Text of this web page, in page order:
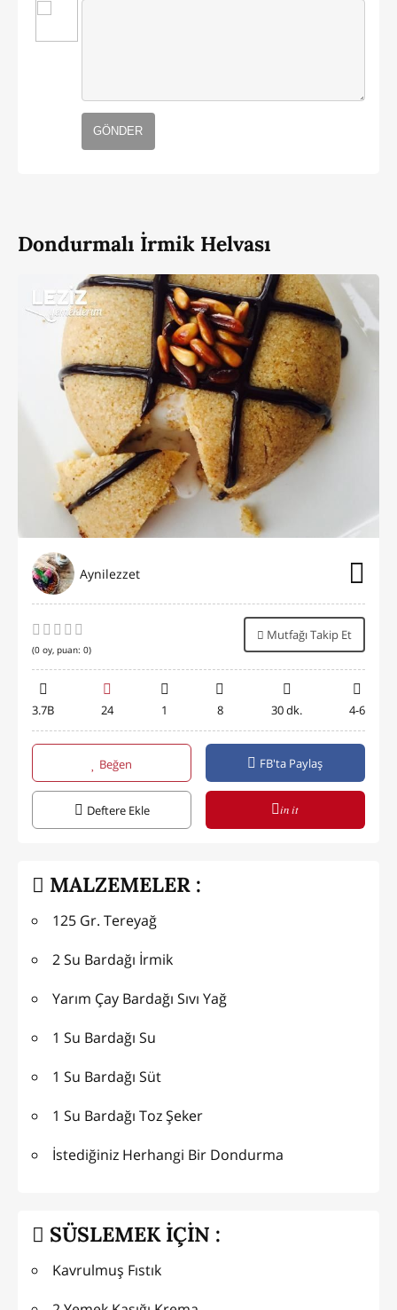
GÖNDER
Dondurmalı İrmik Helvası
Aynilezzet
(0 oy, puan: 0)
Mutfağı Takip Et
3.7B 24 1 8 30 dk. 4-6
Beğen FB'ta Paylaş
Deftere Ekle in it
MALZEMELER :
125 Gr. Tereyağ
2 Su Bardağı İrmik
Yarım Çay Bardağı Sıvı Yağ
1 Su Bardağı Su
1 Su Bardağı Süt
1 Su Bardağı Toz Şeker
İstediğiniz Herhangi Bir Dondurma
SÜSLEMEK İÇİN :
Kavrulmuş Fıstık